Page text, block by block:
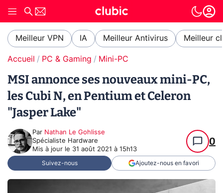
Meilleur VPN IA Meilleur Antivirus Meilleur
Accueil PC & Gaming Mini-PC
MSI annonce ses nouveaux mini-PC,
les Cubi N, en Pentium et Celeron
"Jasper Lake"
Par Nathan Le Gohlisse
Spécialiste Hardware
Mis à jour le 31 août 2021 à 15h13
0
Suivez-nous Ajoutez-nous en favori